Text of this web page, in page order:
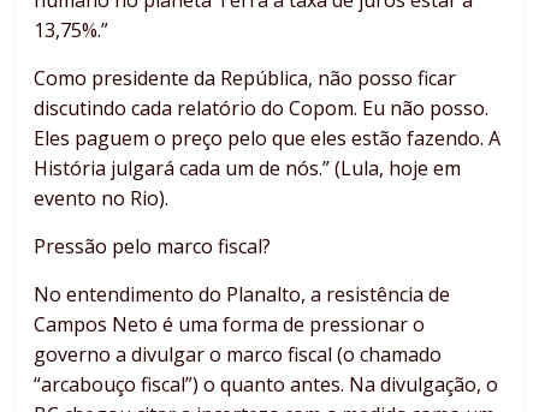
13,75%.”
Como presidente da República, não posso ficar
discutindo cada relatório do Copom. Eu não posso.
Eles paguem o preço pelo que eles estão fazendo. A
História julgará cada um de nós.” (Lula, hoje em
evento no Rio).
Pressão pelo marco fiscal?
No entendimento do Planalto, a resistência de
Campos Neto é uma forma de pressionar o
governo a divulgar o marco fiscal (o chamado
“arcabouço fiscal”) o quanto antes. Na divulgação, o